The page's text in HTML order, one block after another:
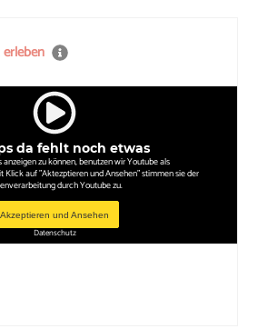
da fehlt noch etwas
zu können, benutzen wir Youtube als
auf "Aktezptieren und Ansehen" stimmen sie der
durch Youtube zu.
Akzeptieren und Ansehen
Datenschutz